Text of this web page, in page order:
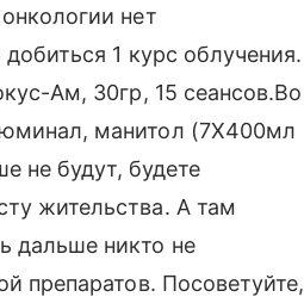
нет
1 курс облучения.
Ам, 30гр, 15 сеансов.Во
манитол (7Х400мл
не будут, будете
жительства. А там
дальше никто не
препаратов. Посоветуйте,